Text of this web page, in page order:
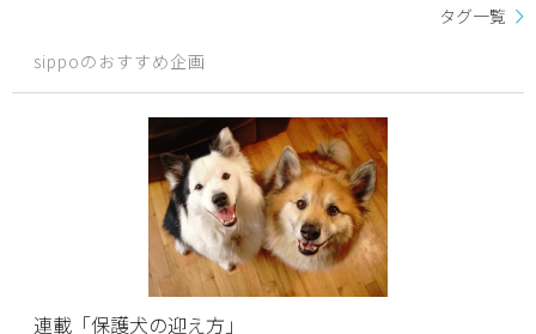
タグ一覧
sippoのおすすめ企画
連載「保護犬の迎え方」